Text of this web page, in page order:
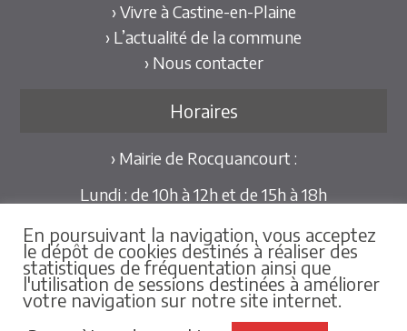
› Vivre à Castine-en-Plaine
› L’actualité de la commune
› Nous contacter
Horaires
› Mairie de Rocquancourt :
Lundi : de 10h à 12h et de 15h à 18h
Mercredi et Vendredi : de 09h30 à 12h
Pour les mairies déléguées de Hubert-Folie et
Tilly-la-Campagne :
sur rdv au 02.31.79.86.25
En poursuivant la navigation, vous acceptez
le dépôt de cookies destinés à réaliser des
statistiques de fréquentation ainsi que
l'utilisation de sessions destinées à améliorer
votre navigation sur notre site internet.